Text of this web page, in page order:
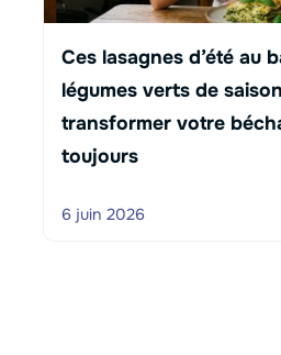
Ces lasagnes d’été au
légumes verts de
transformer votre
toujours
6 juin 2026